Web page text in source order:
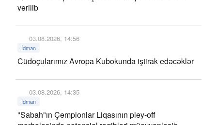
verilib
03.08.2026, 14:56
İdman
Cüdoçularımız Avropa Kubokunda iştirak edəcəklər
03.08.2026, 14:35
İdman
"Sabah"ın Çempionlar Liqasının pley-off